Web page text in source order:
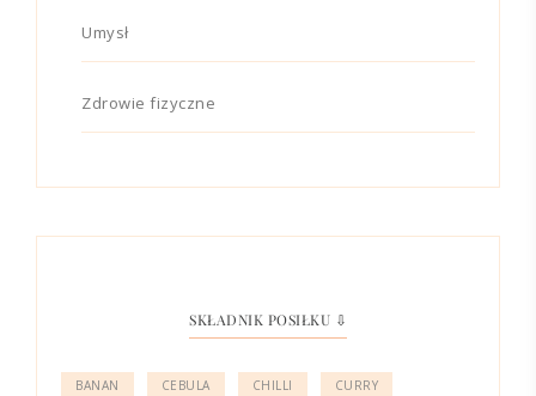
Umysł
Zdrowie fizyczne
SKŁADNIK POSIŁKU ⇩
BANAN CEBULA CHILLI CURRY